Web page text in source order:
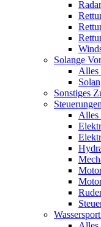
Solange
Alles
Sonstiges
Steuerungen
Alles